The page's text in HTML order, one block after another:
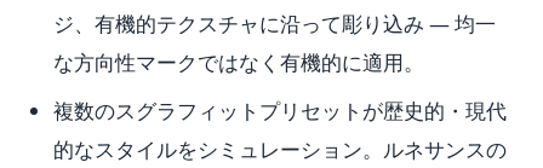
ジ、有機的テクスチャに沿って彫り込み — 均一
な方向性マークではなく有機的に適用。
複数のスグラフィットプリセットが歴史的・現代
的なスタイルをシミュレーション。ルネサンスの